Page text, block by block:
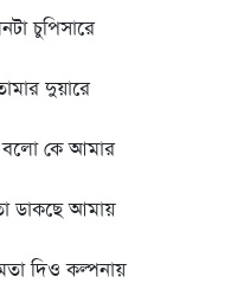
চুপিসারে
দুয়ারে
কে আমার
ডাকছে আমায়
দিও কল্পনায়